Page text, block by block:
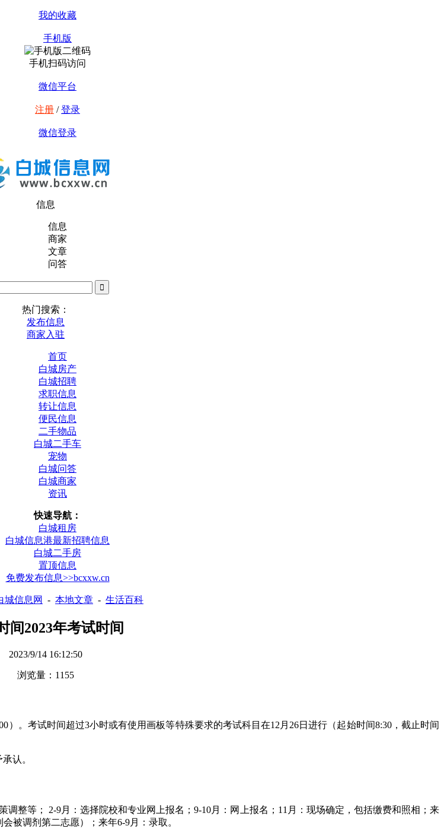
我的收藏
手机版
手机扫码访问
微信平台
注册 /登录
微信登录
信息
信息
商家
文章
问答
热门搜索：
发布信息
商家入驻
首页
白城房产
白城招聘
求职信息
转让信息
便民信息
二手物品
白城二手车
宠物
白城问答
白城商家
资讯
快速导航：
白城租房
白城信息港最新招聘信息
白城二手房
置顶信息
免费发布信息>>bcxxw.cn
城信息网 - 本地文章 - 生活百科
间2023年考试时间
2023/9/14 16:12:50
浏览量：1155
）。考试时间超过3小时或有使用画板等特殊要求的考试科目在12月26日进行（起始时间8:30，截止时间
认。
整等； 2-9月：选择院校和专业网上报名；9-10月：网上报名；11月：现场确定，包括缴费和照相；来
被调剂第二志愿）；来年6-9月：录取。